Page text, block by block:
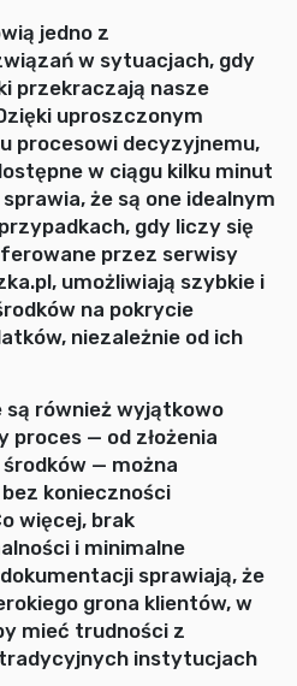
jedno z
w sytuacjach, gdy
przekraczają nasze
uproszczonym
procesowi decyzyjnemu,
w ciągu kilku minut
że są one idealnym
gdy liczy się
przez serwisy
umożliwiają szybkie i
na pokrycie
niezależnie od ich
są również wyjątkowo
proces — od złożenia
— można
konieczności
więcej, brak
i minimalne
sprawiają, że
grona klientów, w
mieć trudności z
instytucjach